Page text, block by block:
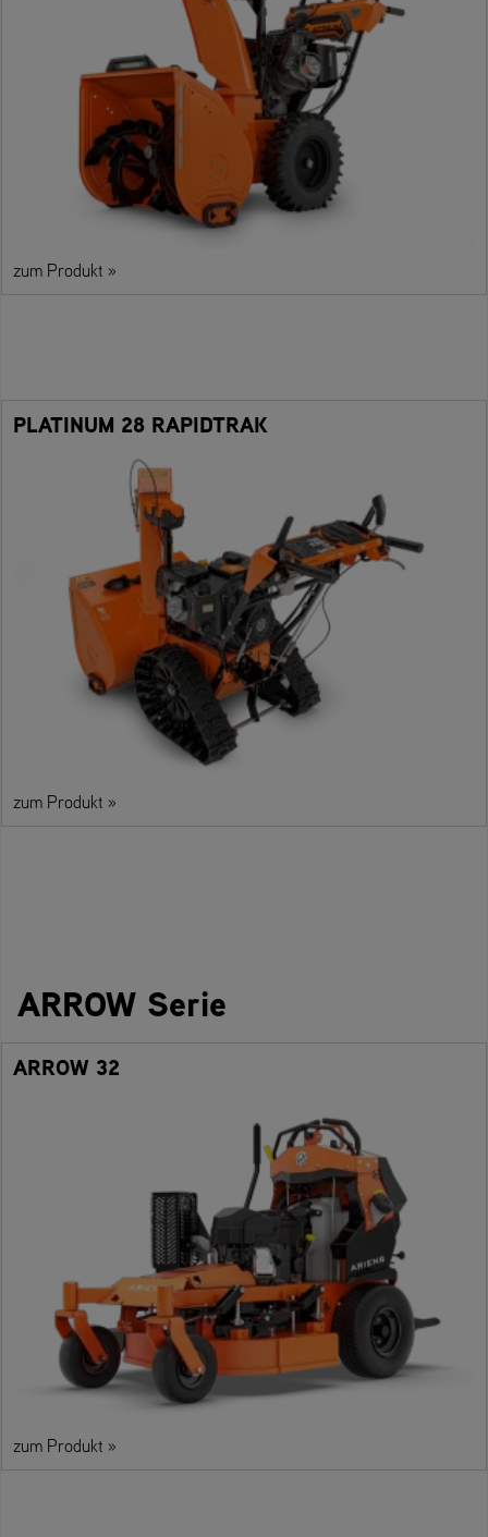
zum Produkt »
PLATINUM 28 RAPIDTRAK
zum Produkt »
ARROW Serie
ARROW 32
zum Produkt »